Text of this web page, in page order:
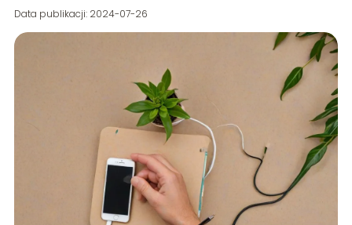
Data publikacji: 2024-07-26